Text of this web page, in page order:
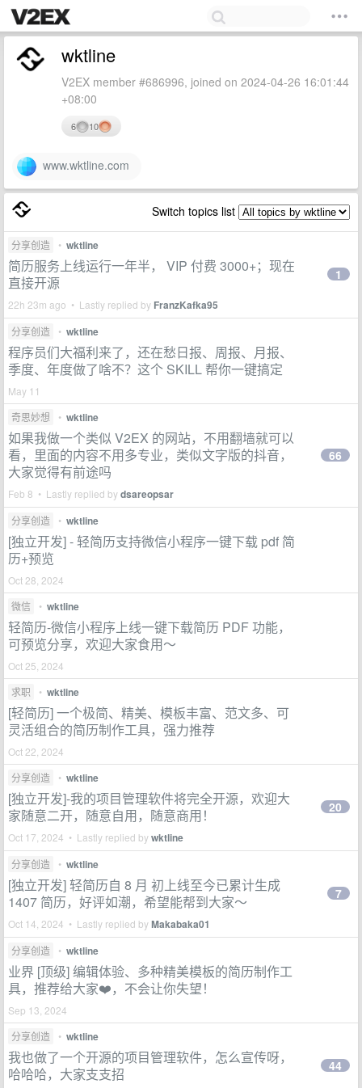
wktline
V2EX member #686996, joined on 2024-04-26 16:01:44
+08:00
6 10
www.wktline.com
Switch topics list
分享创造 • wktline
简历服务上线运行一年半， VIP 付费 3000+；现在
直接开源
22h 23m ago • Lastly replied by FranzKafka95
1
分享创造 • wktline
程序员们大福利来了，还在愁日报、周报、月报、
季度、年度做了啥不？这个 SKILL 帮你一键搞定
May 11
奇思妙想
• wktline
如果我做一个类似 V2EX 的网站，不用翻墙就可以
看，里面的内容不用多专业，类似文字版的抖音，
大家觉得有前途吗
Feb 8 • Lastly replied bydsareopsar
66
分享创造 • wktline
[独立开发] - 轻简历支持微信小程序一键下载 pdf 简
历+预览
Oct 28, 2024
微信
• wktline
轻简历-微信小程序上线一键下载简历 PDF 功能，
可预览分享，欢迎大家食用～
Oct 25, 2024
求职
• wktline
[轻简历] 一个极简、精美、模板丰富、范文多、可
灵活组合的简历制作工具，强力推荐
Oct 22, 2024
分享创造
• wktline
[独立开发]-我的项目管理软件将完全开源，欢迎大
家随意二开，随意自用，随意商用！
Oct 17, 2024 • Lastly replied bywktline
20
分享创造 • wktline
[独立开发] 轻简历自 8 月 初上线至今已累计生成
1407 简历，好评如潮，希望能帮到大家～
Oct 14, 2024 • Lastly replied byMakabaka01
7
分享创造 • wktline
业界 [顶级] 编辑体验、多种精美模板的简历制作工
具，推荐给大家❤️，不会让你失望！
Sep 13, 2024
分享创造
• wktline
我也做了一个开源的项目管理软件，怎么宣传呀，
哈哈哈，大家支支招
44